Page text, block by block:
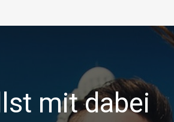
mit dabei